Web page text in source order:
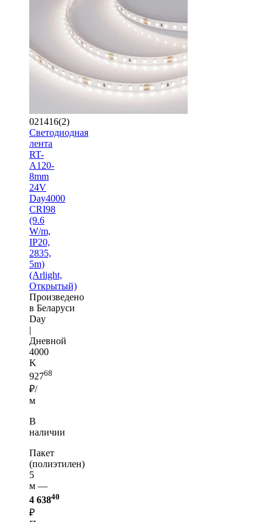
021416(2)
Светодиодная
лента
RT-
A120-
8mm
24V
Day4000
CRI98
(9.6
W/m,
IP20,
2835,
5m)
(Arlight,
Открытый)
Произведено
в Беларуси
Day
|
Дневной
4000
K
92768
₽/
м
В
наличии
Пакет
(полиэтилен)
5
м —
4 63840
₽